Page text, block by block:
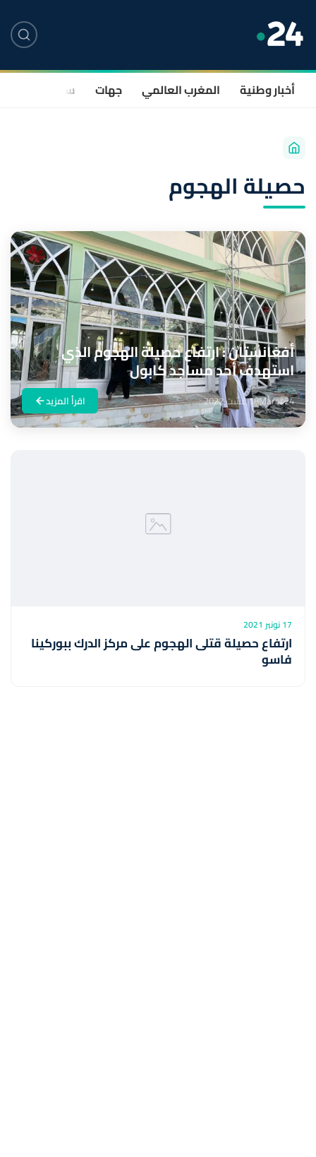
أخبار وطنية المغرب العالمي جهات سياسة
حصيلة الهجوم
أفغانستان : ارتفاع حصيلة الهجوم الذي
استهدف أحد مساجد كابول
Maroc2418 غشت 2022 اقرأ المزيد
17 نونبر 2021
ارتفاع حصيلة قتلى الهجوم على مركز الدرك ببوركينا
فاسو